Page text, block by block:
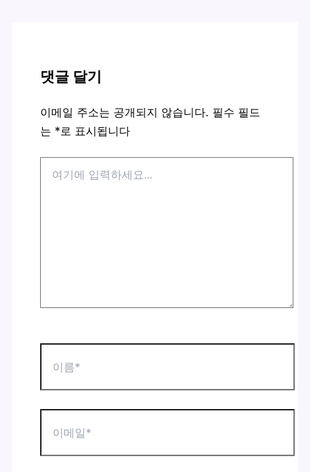
댓글 달기
이메일 주소는 공개되지 않습니다. 필수 필드
는 *로 표시됩니다
*